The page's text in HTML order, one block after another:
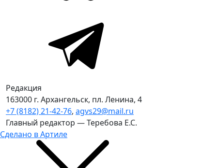
Редакция
163000 г. Архангельск, пл. Ленина, 4
+7 (8182) 21-42-76, agvs29@mail.ru
Главный редактор — Теребова Е.С.
Сделано в Артиле